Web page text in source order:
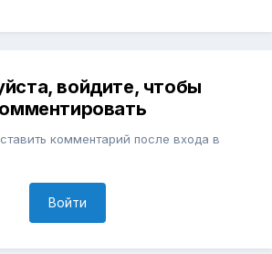
войдите, чтобы
комментарий после входа в
Войти